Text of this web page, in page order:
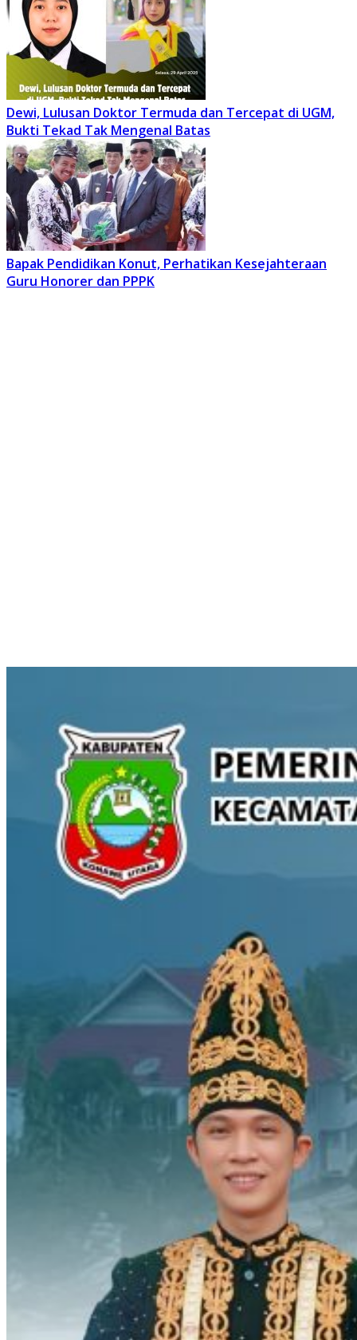
Dewi, Lulusan Doktor Termuda dan Tercepat di UGM,
Bukti Tekad Tak Mengenal Batas
Bapak Pendidikan Konut, Perhatikan Kesejahteraan
Guru Honorer dan PPPK